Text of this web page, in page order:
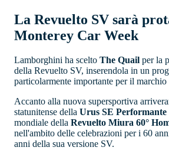
La Revuelto SV sarà
Monterey Car Week
Lamborghini ha scelto The Quail per la
della Revuelto SV, inserendola in un
particolarmente importante per il marchio
Accanto alla nuova supersportiva
statunitense della Urus SE Performante
mondiale della Revuelto Miura 60°
nell'ambito delle celebrazioni per i 60
anni della sua versione SV.